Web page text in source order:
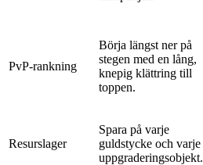
PvP-rankning
Börja längst ner på
stegen med en lång,
knepig klättring till
toppen.
Resurslager
Spara på varje
guldstycke och varje
uppgraderingsobjekt.